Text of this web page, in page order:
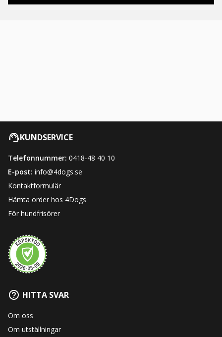
KUNDSERVICE
Telefonnummer: 0418-48 40 10
E-post: info@4dogs.se
Kontaktformulär
Hämta order hos 4Dogs
För hundfrisörer
HITTA SVAR
Om oss
Om utställningar